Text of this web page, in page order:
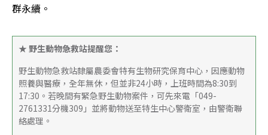
群永續。
★ 野生動物急救站提醒您：
野生動物急救站隸屬農委會特有生物研究保育中心，因應動物
照養與醫療，全年無休，但並非24小時，上班時間為8:30到
17:30。若晚間有緊急野生動物案件，可先來電「049-
2761331分機309」並將動物送至特生中心警衛室，由警衛聯
絡處理。